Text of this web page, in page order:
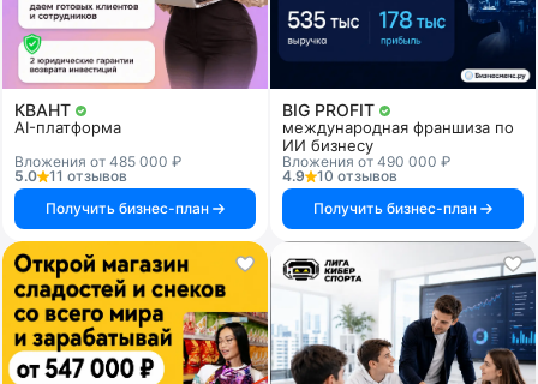
КВАНТ
AI-платформа
Вложения от 485 000 ₽
5.0
11 отзывов
Получить бизнес-план
BIG PROFIT
международная франшиза по
ИИ бизнесу
Вложения от 490 000 ₽
4.9
10 отзывов
Получить бизнес-план